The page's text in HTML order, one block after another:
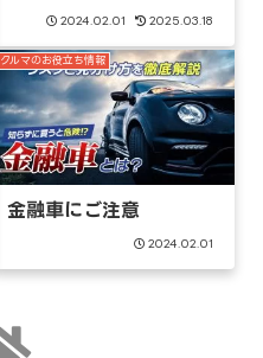
2024.02.01 2025.03.18
クルマのお役立ち情報
金融車にご注意
2024.02.01